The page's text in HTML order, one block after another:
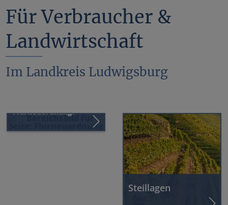
Für Verbraucher &
Landwirtschaft
Im Landkreis Ludwigsburg
Flurneuordnung.
Steillagen